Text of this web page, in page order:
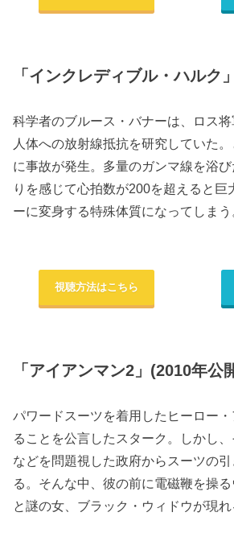
「インクレディブル・ハルク
科学者のブルース・バナーは、ロス将
人体への放射線抵抗を研究していた
に事故が発生。多量のガンマ線を浴
りを感じて心拍数が200を超えると巨
ーに変身する特殊体質になってしまう
視聴方法はこちら
「アイアンマン2」(2010年公
パワードスーツを着用したヒーロー
ることを公言したスターク。しかし
などを問題視した政府からスーツの
る。そんな中、彼の前に電磁鞭を操る
と謎の女、ブラック・ウィドウが現れ